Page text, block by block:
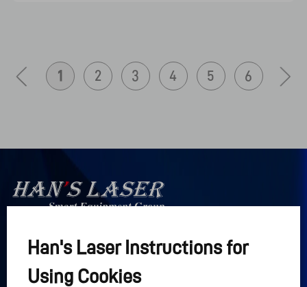
1 2 3 4 5 6
Han's Laser
оборудования
Han's Laser Instructions for
Using Cookies